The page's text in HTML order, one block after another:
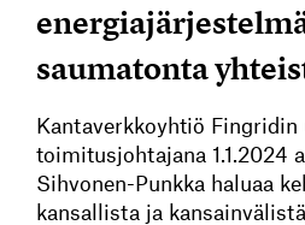
saumatonta
Kantaverkkoyhtiö Fingridin
toimitusjohtajana 1.1.2024
Sihvonen-Punkka haluaa
kansallista ja kansainvälistä